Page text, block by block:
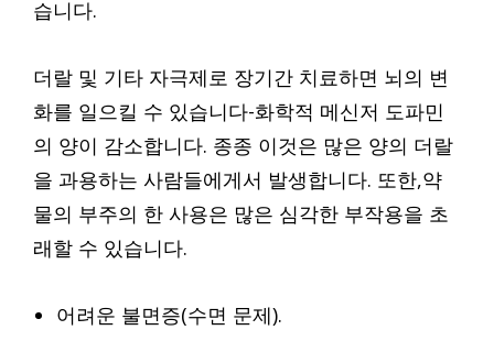
습니다.
더랄 및 기타 자극제로 장기간 치료하면 뇌의 변
화를 일으킬 수 있습니다-화학적 메신저 도파민
의 양이 감소합니다. 종종 이것은 많은 양의 더랄
을 과용하는 사람들에게서 발생합니다. 또한,약
물의 부주의 한 사용은 많은 심각한 부작용을 초
래할 수 있습니다.
어려운 불면증(수면 문제).